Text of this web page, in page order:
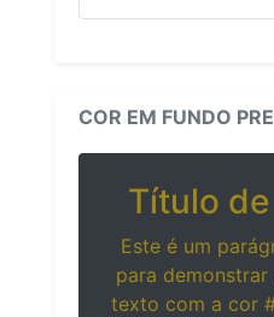
COR EM FUNDO
Título
Este é um
para
texto com a cor